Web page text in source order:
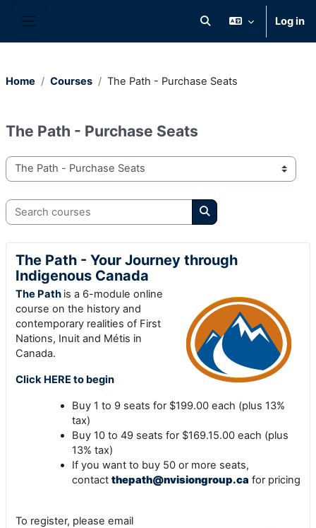
Toggle search input
Log in
Home Courses The Path - Purchase Seats
The Path - Purchase Seats
Course categories
Search courses
Search courses
The Path - Your Journey through
Indigenous Canada
The Path is a 6-module online
course on the history and
contemporary realities of First
Nations, Inuit and Métis in
Canada.
Click HERE to begin
Buy 1 to 9 seats for $199.00 each (plus 13%
tax)
Buy 10 to 49 seats for $169.15.00 each (plus
13% tax)
If you want to buy 50 or more seats,
contact thepath@nvisiongroup.ca for pricing
To register, please email